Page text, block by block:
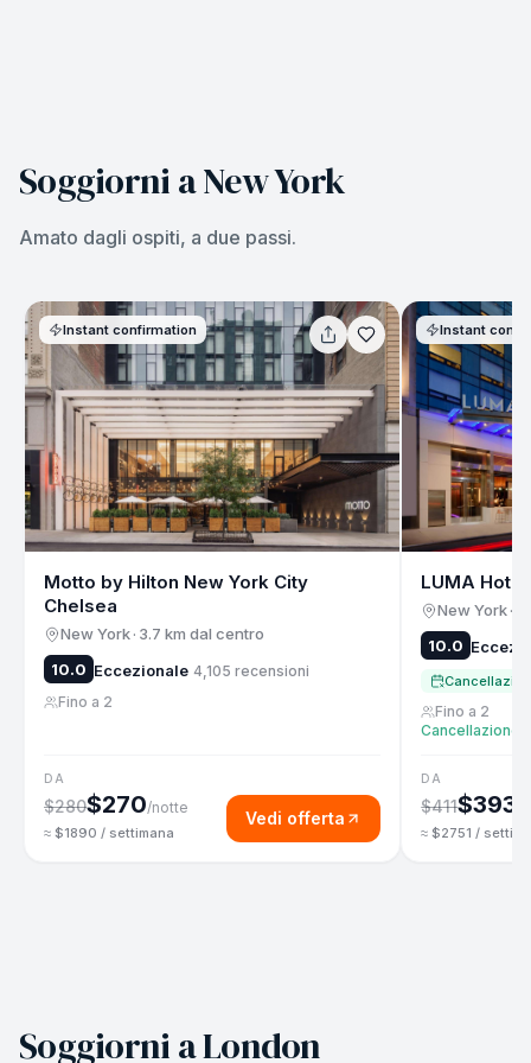
Soggiorni a New York
Amato dagli ospiti, a due passi.
Instant confirmation
Motto by Hilton New York City
Chelsea
New York· 3.7 km dal centro
10.0 Eccezionale 4,105 recensioni
Fino a 2
DA
$280$270/notte
≈ $1890 / settimana
Vedi offerta
Instant
LUMA
New York·
10.0
Fino a 2
Cancellazione
DA
$411$393
≈ $2751 /
Soggiorni a London